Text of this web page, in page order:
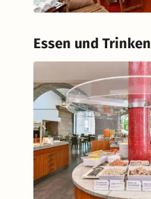
Essen und Trinken